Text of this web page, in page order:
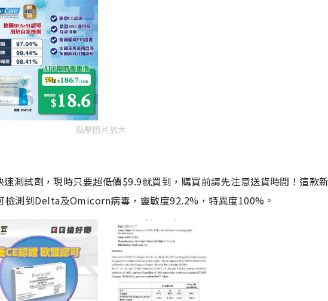
點擊圖片放大
測試劑，現時只要超低價$9.9就買到，購買前請先注意送貨時間！這款
檢測到Delta及Omicorn病毒，靈敏度92.2%，特異度100%。